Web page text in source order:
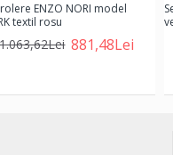
ENZO NORI model
textil rosu
881,48Lei
1.063,62Lei